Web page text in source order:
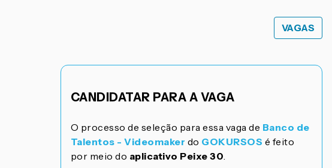
VAGAS
CANDIDATAR PARA A VAGA
O processo de seleção para essa vaga de Banco de
Talentos - Videomaker do GOKURSOS é feito
por meio do aplicativo Peixe 30.